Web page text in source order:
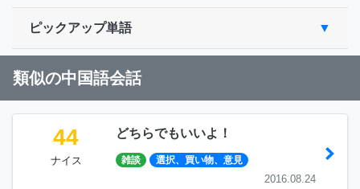
ピックアップ単語
類似の中国語会話
44
ナイス
どちらでもいいよ！
雑談 選択、買い物、意見
2016.08.24